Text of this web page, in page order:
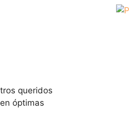
queridos
óptimas